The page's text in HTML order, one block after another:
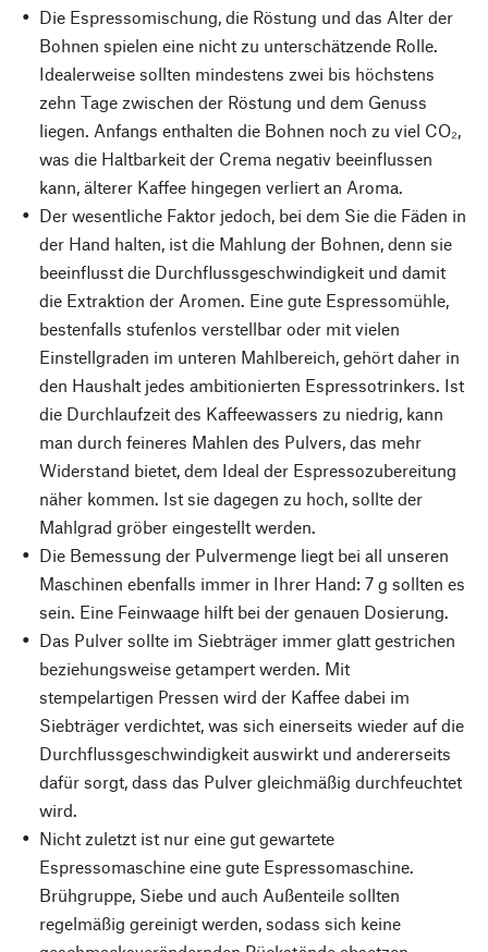
Die Espressomischung, die Röstung und das Alter der
Bohnen spielen eine nicht zu unterschätzende Rolle.
Idealerweise sollten mindestens zwei bis höchstens
zehn Tage zwischen der Röstung und dem Genuss
liegen. Anfangs enthalten die Bohnen noch zu viel CO₂,
was die Haltbarkeit der Crema negativ beeinflussen
kann, älterer Kaffee hingegen verliert an Aroma.
Der wesentliche Faktor jedoch, bei dem Sie die Fäden in
der Hand halten, ist die Mahlung der Bohnen, denn sie
beeinflusst die Durchflussgeschwindigkeit und damit
die Extraktion der Aromen. Eine gute Espressomühle,
bestenfalls stufenlos verstellbar oder mit vielen
Einstellgraden im unteren Mahlbereich, gehört daher in
den Haushalt jedes ambitionierten Espressotrinkers. Ist
die Durchlaufzeit des Kaffeewassers zu niedrig, kann
man durch feineres Mahlen des Pulvers, das mehr
Widerstand bietet, dem Ideal der Espressozubereitung
näher kommen. Ist sie dagegen zu hoch, sollte der
Mahlgrad gröber eingestellt werden.
Die Bemessung der Pulvermenge liegt bei all unseren
Maschinen ebenfalls immer in Ihrer Hand: 7 g sollten es
sein. Eine Feinwaage hilft bei der genauen Dosierung.
Das Pulver sollte im Siebträger immer glatt gestrichen
beziehungsweise getampert werden. Mit
stempelartigen Pressen wird der Kaffee dabei im
Siebträger verdichtet, was sich einerseits wieder auf die
Durchflussgeschwindigkeit auswirkt und andererseits
dafür sorgt, dass das Pulver gleichmäßig durchfeuchtet
wird.
Nicht zuletzt ist nur eine gut gewartete
Espressomaschine eine gute Espressomaschine.
Brühgruppe, Siebe und auch Außenteile sollten
regelmäßig gereinigt werden, sodass sich keine